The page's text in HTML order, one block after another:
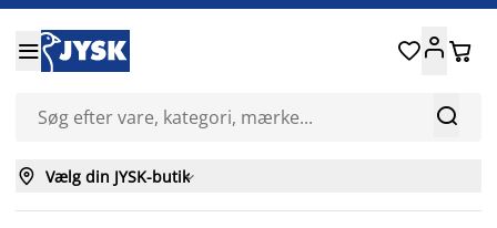


 
 Vælg din JYSK-butik